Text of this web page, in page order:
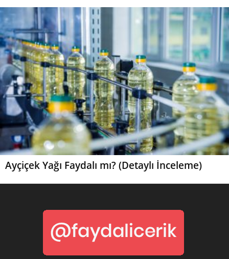
Ayçiçek Yağı Faydalı mı? (Detaylı İnceleme)